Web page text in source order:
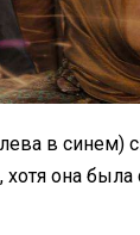
в синем)
она была